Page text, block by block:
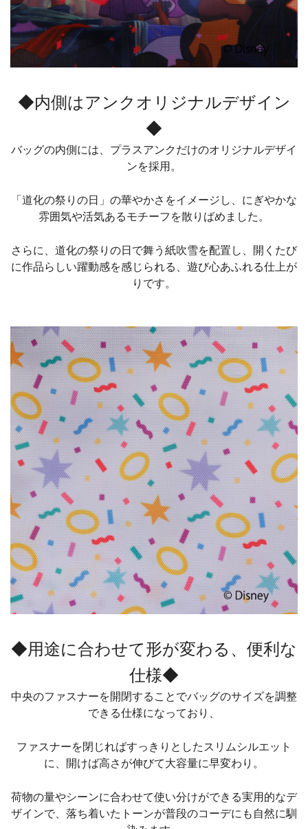
◆内側はアンクオリジナルデザイン
◆
バッグの内側には、プラスアンクだけのオリジナルデザイ
ンを採用。
「道化の祭りの日」の華やかさをイメージし、にぎやかな
雰囲気や活気あるモチーフを散りばめました。
さらに、道化の祭りの日で舞う紙吹雪を配置し、開くたび
に作品らしい躍動感を感じられる、遊び心あふれる仕上が
りです。
◆用途に合わせて形が変わる、便利な
仕様◆
中央のファスナーを開閉することでバッグのサイズを調整
できる仕様になっており、
ファスナーを閉じればすっきりとしたスリムシルエット
に、開けば高さが伸びて大容量に早変わり。
荷物の量やシーンに合わせて使い分けができる実用的なデ
ザインで、落ち着いたトーンが普段のコーデにも自然に馴